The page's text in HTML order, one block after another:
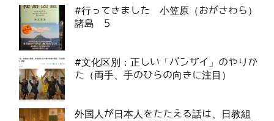
#行ってきました 小笠原（おがさわら）
諸島 5
#文化区別：正しい「バンザイ」のやりか
た（両手、手のひらの向きに注目）
外国人が日本人をたたえる話は、日教組